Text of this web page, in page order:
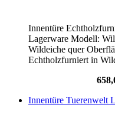
Innentüre
Lagerware Modell:
Wildeiche quer
Echtholzfurniert in
Innentüre Tuerenwelt